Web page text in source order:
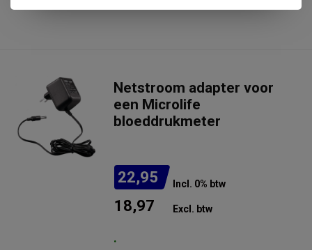
Verwachte levertijd: 1 - 2
Netstroom adapter voor
een Microlife
bloeddrukmeter
22,95 Incl. 0% btw
18,97 Excl. btw
.